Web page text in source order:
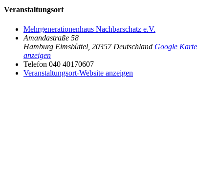
Veranstaltungsort
Mehrgenerationenhaus Nachbarschatz e.V.
Amandastraße 58
Hamburg Eimsbüttel 20357 Deutschland Google Karte
anzeigen
Telefon 040 40170607
Veranstaltungsort-Website anzeigen